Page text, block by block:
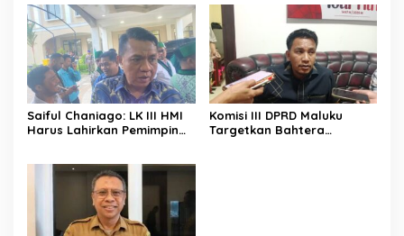
Bela Negara
Saiful Chaniago: LK III HMI
Harus Lahirkan Pemimpin
Bangsa
Komisi III DPRD Maluku
Targetkan Bahtera